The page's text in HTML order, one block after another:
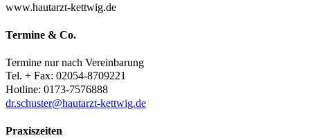
www.hautarzt-kettwig.de
Termine & Co.
Termine nur nach Vereinbarung
Tel. + Fax: 02054-8709221
Hotline: 0173-7576888
dr.schuster@hautarzt-kettwig.de
Praxiszeiten